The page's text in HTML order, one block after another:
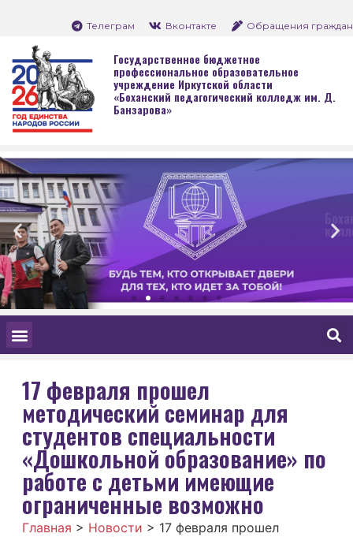
Телеграм Вконтакте Обращения граждан
Государственное бюджетное
профессиональное образовательное
учреждение Иркутской области
«Боханский педагогический колледж им. Д.
Банзарова»
Боханский
колледж им. Д.
17 февраля прошел
методический семинар для
студентов специальности
«Дошкольной образование» по
работе с детьми имеющие
ограниченные возможно
Главная > Новости > 17 февраля прошел